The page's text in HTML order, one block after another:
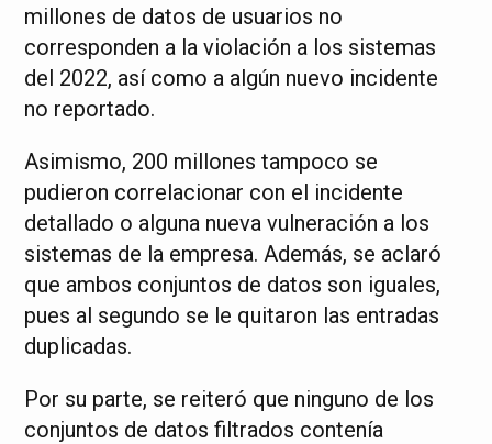
millones de datos de usuarios no
corresponden a la violación a los sistemas
del 2022, así como a algún nuevo incidente
no reportado.
Asimismo, 200 millones tampoco se
pudieron correlacionar con el incidente
detallado o alguna nueva vulneración a los
sistemas de la empresa. Además, se aclaró
que ambos conjuntos de datos son iguales,
pues al segundo se le quitaron las entradas
duplicadas.
Por su parte, se reiteró que ninguno de los
conjuntos de datos filtrados contenía